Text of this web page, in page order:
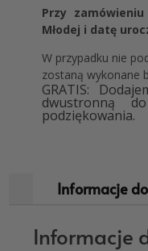
Przy
Młodej i datę
W przypadku nie
zostaną wykonane
GRATIS:
dwustronną
podziękowania.
Informacje
Informacje